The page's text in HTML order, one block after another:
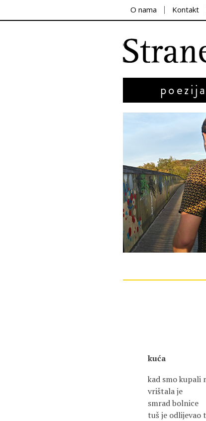
O nama Kontakt
poezija
kuća
kad smo kupali
vrištala je
smrad bolnice
tuš je odlijevao